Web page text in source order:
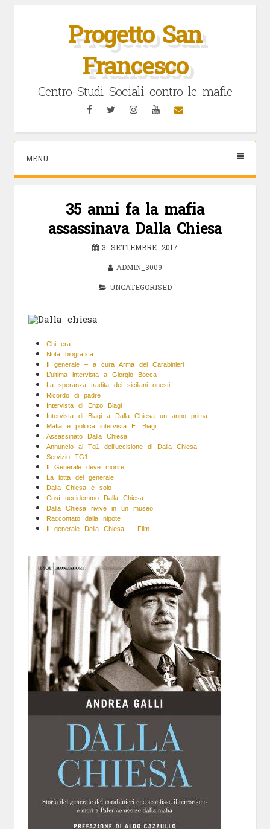
Progetto San
Francesco
Centro Studi Sociali contro le mafie
FacebookTwitterInstagramYouTubeEmail
MENU
35 anni fa la mafia
assassinava Dalla Chiesa
3 SETTEMBRE 2017
ADMIN_3009
UNCATEGORISED
Chi era
Nota biografica
Il generale – a cura Arma dei Carabinieri
L’ultima intervista a Giorgio Bocca
La speranza tradita dei siciliani onesti
Ricordo di padre
Intervista di Enzo Biagi
Intervista di Biagi a Dalla Chiesa un anno prima
Mafia e politica intervista E. Biagi
Assassinato Dalla Chiesa
Annuncio al Tg1 dell’uccisione di Dalla Chiesa
Servizio TG1
Il Generale deve morire
La lotta del generale
Dalla Chiesa è solo
Così uccidemmo Dalla Chiesa
Dalla Chiesa rivive in un museo
Raccontato dalla nipote
Il generale Della Chiesa – Film